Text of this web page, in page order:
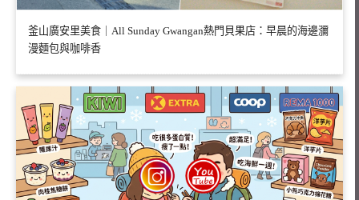
釜山廣安里美食｜All Sunday Gwangan熱門貝果店：早晨的海邊瀰
漫麵包與咖啡香